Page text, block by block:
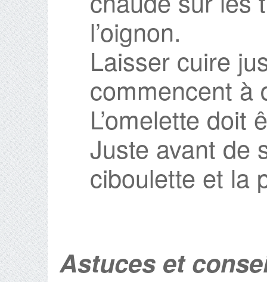
l’oignon.
Laisser cuire
commencent à
L’omelette doit
Juste avant de
ciboulette et la
Astuces et